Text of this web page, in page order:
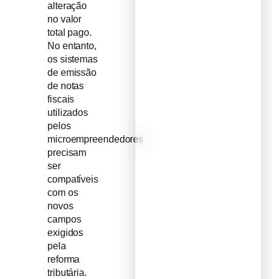
alteração
no valor
total pago.
No entanto,
os sistemas
de emissão
de notas
fiscais
utilizados
pelos
microempreendedores
precisam
ser
compatíveis
com os
novos
campos
exigidos
pela
reforma
tributária.